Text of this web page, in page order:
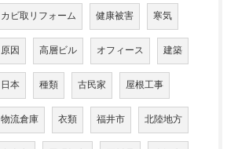
カビ取リフォーム 健康被害 寒気
原因 高層ビル オフィース 建築
日本 種類 古民家 屋根工事
物流倉庫 衣類 福井市 北陸地方